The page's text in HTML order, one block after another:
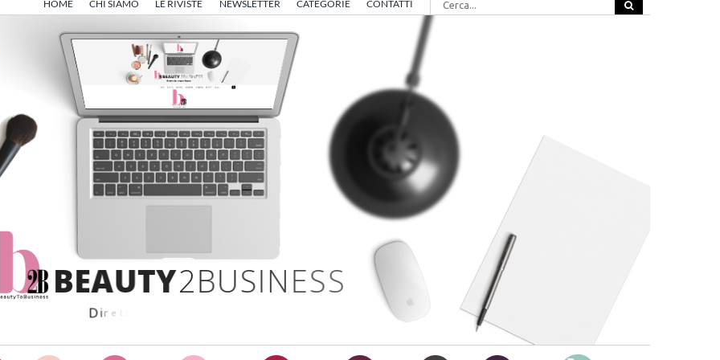
HOME CHI SIAMO LE RIVISTE NEWSLETTER CATEGORIE CONTATTI
per:
BEAUTY2BUSINESS
Dir e